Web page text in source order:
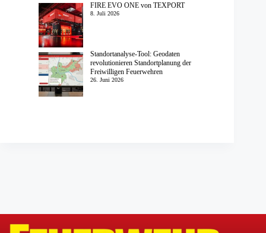
FIRE EVO ONE von TEXPORT
8. Juli 2026
Standortanalyse-Tool: Geodaten
revolutionieren Standortplanung der
Freiwilligen Feuerwehren
26. Juni 2026